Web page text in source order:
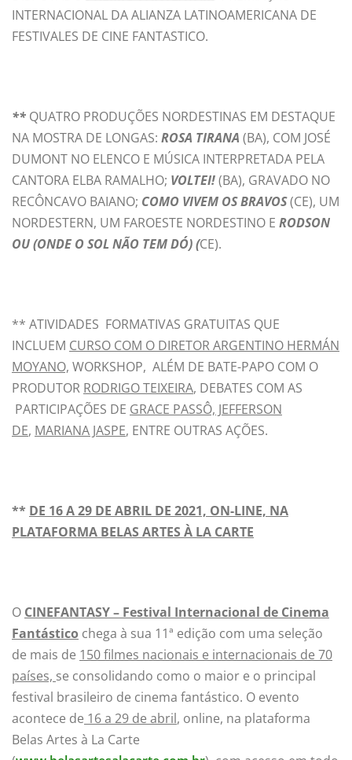
INTERNACIONAL DA ALIANZA LATINOAMERICANA DE
FESTIVALES DE CINE FANTASTICO.
** QUATRO PRODUÇÕES NORDESTINAS EM DESTAQUE
NA MOSTRA DE LONGAS: ROSA TIRANA (BA), COM JOSÉ
DUMONT NO ELENCO E MÚSICA INTERPRETADA PELA
CANTORA ELBA RAMALHO; VOLTEI!(BA), GRAVADO NO
RECÔNCAVO BAIANO; COMO VIVEM OS BRAVOS(CE), UM
NORDESTERN, UM FAROESTE NORDESTINO E RODSON
OU (ONDE O SOL NÃO TEM DÓ) (CE).
** ATIVIDADES FORMATIVAS GRATUITAS QUE
INCLUEM CURSO COM O DIRETOR ARGENTINO HERMÁN
MOYANO, WORKSHOP, ALÉM DE BATE-PAPO COM O
PRODUTOR RODRIGO TEIXEIRA, DEBATES COM AS
PARTICIPAÇÕES DE GRACE PASSÔ, JEFFERSON
DE, MARIANA JASPE, ENTRE OUTRAS AÇÕES.
** DE 16 A 29 DE ABRIL DE 2021, ON-LINE, NA
PLATAFORMA BELAS ARTES À LA CARTE
O CINEFANTASY – Festival Internacional de Cinema
Fantástico chega à sua 11ª edição com uma seleção
de mais de 150 filmes nacionais e internacionais de 70
países, se consolidando como o maior e o principal
festival brasileiro de cinema fantástico. O evento
acontece de 16 a 29 de abril, online, na plataforma
Belas Artes à La Carte